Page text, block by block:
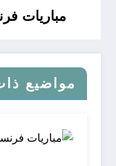
مباريات فرنسا في كأس
مواضيع